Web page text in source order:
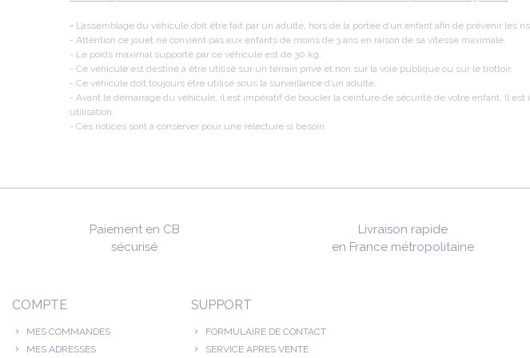
- L’assemblage du véhicule doit être fait par un adulte, hors de la portée d’un enfant afin de prévenir les
- Attention ce jouet ne convient pas aux enfants de moins de 3 ans en raison de sa vitesse maximale.
- Le poids maximal supporté par ce véhicule est de 30 kg.
- Ce véhicule est destiné à être utilisé sur un terrain privé et non sur la voie publique ou sur le trottoir.
- Ce véhicule doit toujours être utilisé sous la surveillance d’un adulte.
- Avant le démarrage du véhicule, il est impératif de boucler la ceinture de sécurité de votre enfant. Il
utilisation.
- Ces notices sont à conserver pour une relecture si besoin.
Paiement en CB
sécurisé
Livraison rapide
en France métropolitaine
COMPTE
MES COMMANDES
MES ADRESSES
SUPPORT
FORMULAIRE DE CONTACT
SERVICE APRES VENTE